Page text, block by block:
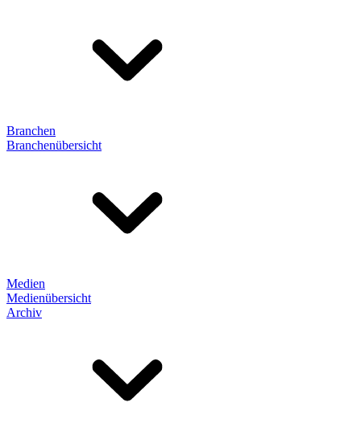
Branchen
Branchenübersicht
Medien
Medienübersicht
Archiv